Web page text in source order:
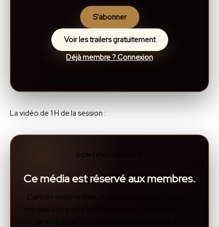
S’abonner
Voir les trailers gratuitement
Déjà membre ? Connexion
La vidéo de 1 H de la session :
CONTENU RÉSERVÉ
Ce média est réservé aux membres.
L’article reste visible, mais les vidéos, galeries et
médias complets sont protégés. Crée un compte
gratuit pour voir les trailers disponibles, ou